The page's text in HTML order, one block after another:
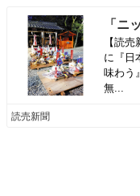
【読
に『日
味わう
無...
読売新聞